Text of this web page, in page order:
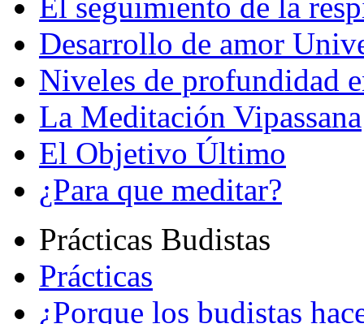
Desarrollo de amor
Niveles de profundidad
La Meditación Vipassana
El Objetivo Último
¿Para que meditar?
Prácticas Budistas
Prácticas
¿Porque los budistas